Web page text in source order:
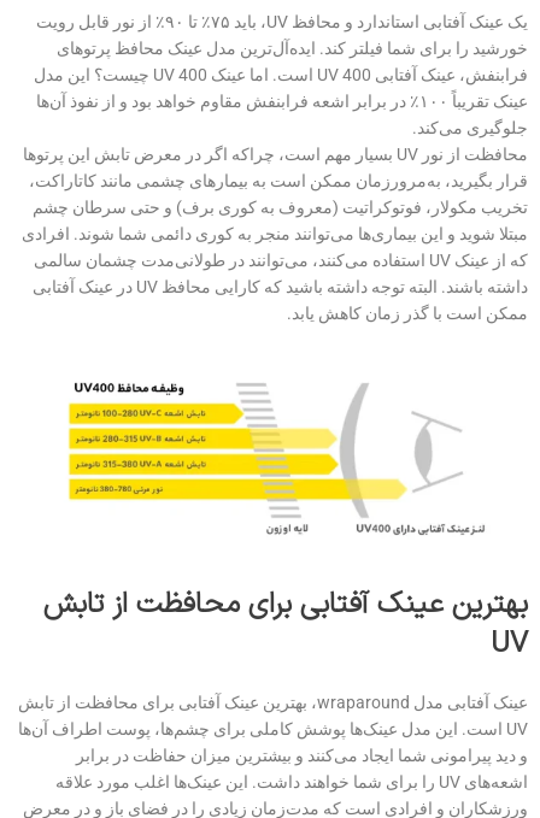
یک عینک آفتابی استاندارد و محافظ UV، باید ۷۵٪ تا ۹۰٪ از نور قابل رویت
خورشید را برای شما فیلتر کند. ایده‌آل‌ترین مدل عینک محافظ پرتوهای
فرابنفش، عینک آفتابی UV 400 است. اما عینک UV 400 چیست؟ این مدل
عینک‌ تقریباً ۱۰۰٪ در برابر اشعه فرابنفش مقاوم خواهد بود و از نفوذ آن‌ها
جلوگیری می‌کند.
محافظت از نور UV بسیار مهم است، چرا‌که اگر در معرض تابش این پرتوها
قرار بگیرید، به‌مرورزمان ممکن است به بیمار‌های چشمی مانند کاتاراکت،
تخریب مکولار، فوتوکراتیت (معروف به کوری برف) و حتی سرطان چشم
مبتلا شوید و این بیماری‌ها می‌توانند منجر به کوری دائمی شما شوند. افرادی
که از عینک UV استفاده می‌کنند، می‌توانند در طولانی‌مدت چشمان سالمی
داشته باشند. البته توجه داشته باشید که کارایی محافظ UV در عینک آفتابی
ممکن است با گذر زمان کاهش یابد.
بهترین عینک آفتابی برای محافظت از تابش
UV
عینک آفتابی مدل wraparound، بهترین عینک آفتابی برای محافظت از تابش
UV است. این مدل عینک‌ها پوشش کاملی برای چشم‌ها، پوست اطراف آن‌ها
و دید پیرامونی شما ایجاد می‌کنند و بیشترین میزان حفاظت در برابر
اشعه‌های UV را برای شما خواهند داشت. این عینک‌ها اغلب مورد علاقه
ورزشکاران و افرادی است که مدت‌زمان زیادی را در فضای باز و در معرض